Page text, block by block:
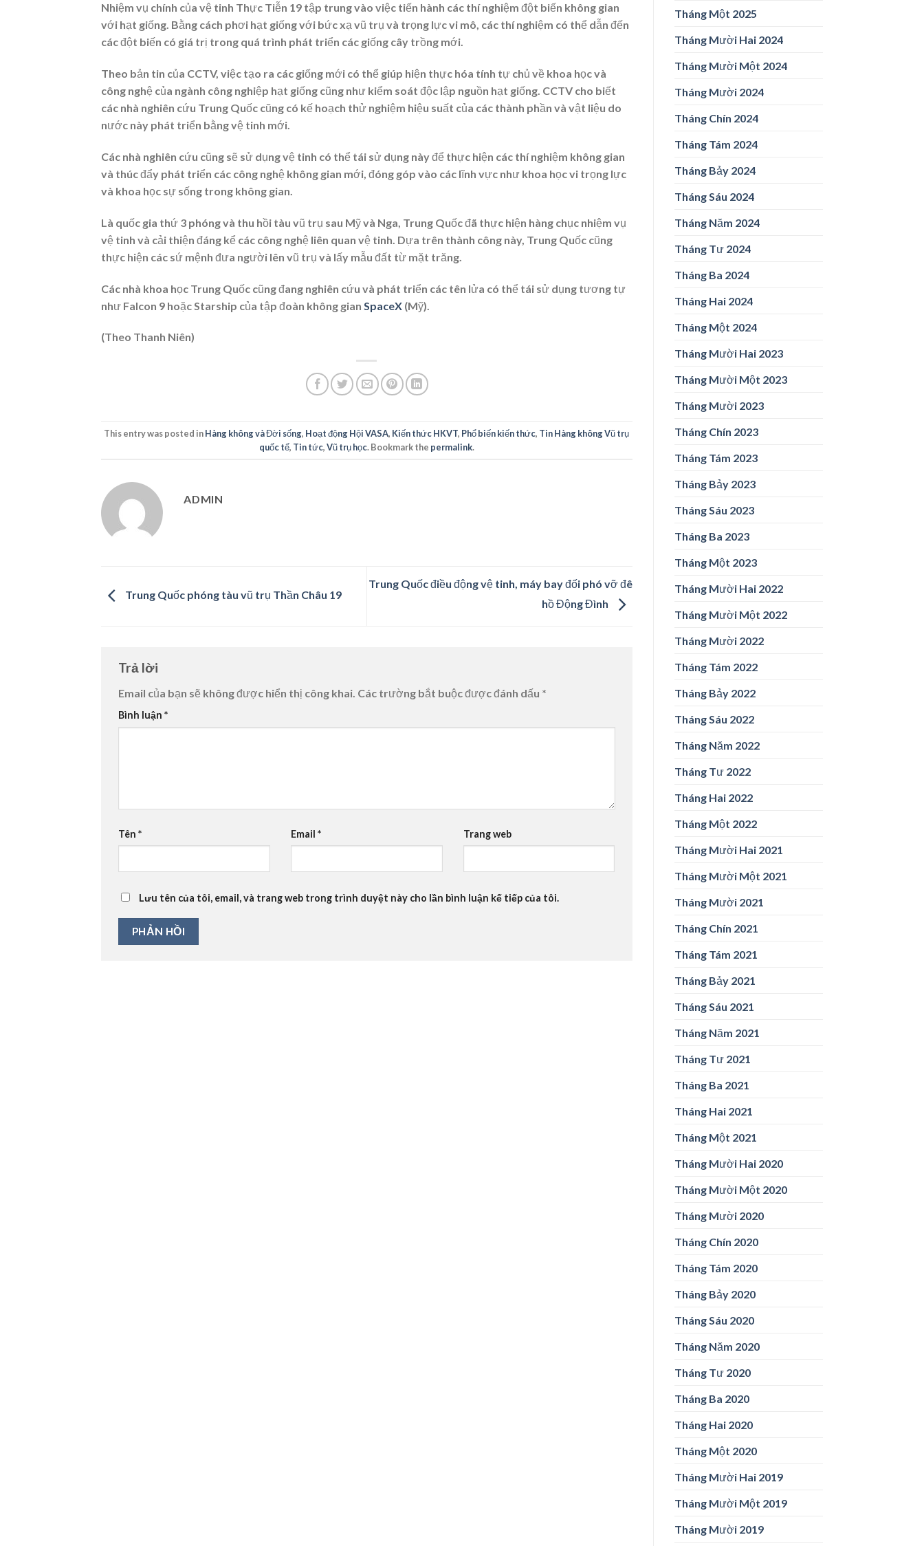
Nhiệm vụ chính của vệ tinh Thực Tiễn 19 tập trung vào việc tiến hành các thí nghiệm đột biến không gian
với hạt giống. Bằng cách phơi hạt giống với bức xạ vũ trụ và trọng lực vi mô, các thí nghiệm có thể dẫn đến
các đột biến có giá trị trong quá trình phát triển các giống cây trồng mới.
Theo bản tin của CCTV, việc tạo ra các giống mới có thể giúp hiện thực hóa tính tự chủ về khoa học và
công nghệ của ngành công nghiệp hạt giống cũng như kiểm soát độc lập nguồn hạt giống. CCTV cho biết
các nhà nghiên cứu Trung Quốc cũng có kế hoạch thử nghiệm hiệu suất của các thành phần và vật liệu do
nước này phát triển bằng vệ tinh mới.
Các nhà nghiên cứu cũng sẽ sử dụng vệ tinh có thể tái sử dụng này để thực hiện các thí nghiệm không gian
và thúc đẩy phát triển các công nghệ không gian mới, đóng góp vào các lĩnh vực như khoa học vi trọng lực
và khoa học sự sống trong không gian.
Là quốc gia thứ 3 phóng và thu hồi tàu vũ trụ sau Mỹ và Nga, Trung Quốc đã thực hiện hàng chục nhiệm vụ
vệ tinh và cải thiện đáng kể các công nghệ liên quan vệ tinh. Dựa trên thành công này, Trung Quốc cũng
thực hiện các sứ mệnh đưa người lên vũ trụ và lấy mẫu đất từ mặt trăng.
Các nhà khoa học Trung Quốc cũng đang nghiên cứu và phát triển các tên lửa có thể tái sử dụng tương tự
như Falcon 9 hoặc Starship của tập đoàn không gian SpaceX (Mỹ).
(Theo Thanh Niên)
This entry was posted inHàng không và Đời sống, Hoạt động Hội VASA, Kiến thức HKVT, Phổ biến kiến thức, Tin Hàng không Vũ trụ
quốc tế, Tin tức,Vũ trụ học. Bookmark the permalink.
ADMIN
Trung Quốc phóng tàu vũ trụ Thần Châu 19
Trung Quốc điều động vệ tinh, máy bay đối phó vỡ đê
hồ Động Đình
Trả lời
Email của bạn sẽ không được hiển thị công khai. Các trường bắt buộc được đánh dấu *
Bình luận *
Tên * Email * Trang web
Lưu tên của tôi, email, và trang web trong trình duyệt này cho lần bình luận kế tiếp của tôi.
Tháng Một 2025
Tháng Mười Hai 2024
Tháng Mười Một 2024
Tháng Mười 2024
Tháng Chín 2024
Tháng Tám 2024
Tháng Bảy 2024
Tháng Sáu 2024
Tháng Năm 2024
Tháng Tư 2024
Tháng Ba 2024
Tháng Hai 2024
Tháng Một 2024
Tháng Mười Hai 2023
Tháng Mười Một 2023
Tháng Mười 2023
Tháng Chín 2023
Tháng Tám 2023
Tháng Bảy 2023
Tháng Sáu 2023
Tháng Ba 2023
Tháng Một 2023
Tháng Mười Hai 2022
Tháng Mười Một 2022
Tháng Mười 2022
Tháng Tám 2022
Tháng Bảy 2022
Tháng Sáu 2022
Tháng Năm 2022
Tháng Tư 2022
Tháng Hai 2022
Tháng Một 2022
Tháng Mười Hai 2021
Tháng Mười Một 2021
Tháng Mười 2021
Tháng Chín 2021
Tháng Tám 2021
Tháng Bảy 2021
Tháng Sáu 2021
Tháng Năm 2021
Tháng Tư 2021
Tháng Ba 2021
Tháng Hai 2021
Tháng Một 2021
Tháng Mười Hai 2020
Tháng Mười Một 2020
Tháng Mười 2020
Tháng Chín 2020
Tháng Tám 2020
Tháng Bảy 2020
Tháng Sáu 2020
Tháng Năm 2020
Tháng Tư 2020
Tháng Ba 2020
Tháng Hai 2020
Tháng Một 2020
Tháng Mười Hai 2019
Tháng Mười Một 2019
Tháng Mười 2019